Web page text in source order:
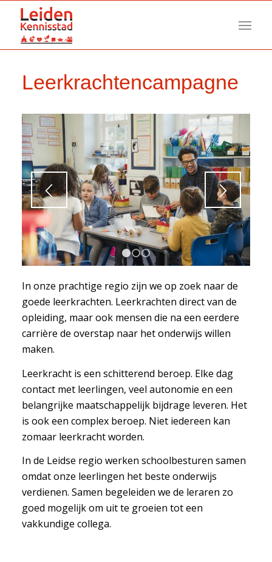
Leerkrachtencampagne
1
In onze prachtige regio zijn we op zoek naar de
goede leerkrachten. Leerkrachten direct van de
opleiding, maar ook mensen die na een eerdere
carrière de overstap naar het onderwijs willen
maken.
Leerkracht is een schitterend beroep. Elke dag
contact met leerlingen, veel autonomie en een
belangrijke maatschappelijk bijdrage leveren. Het
is ook een complex beroep. Niet iedereen kan
zomaar leerkracht worden.
In de Leidse regio werken schoolbesturen samen
omdat onze leerlingen het beste onderwijs
verdienen. Samen begeleiden we de leraren zo
goed mogelijk om uit te groeien tot een
vakkundige collega.